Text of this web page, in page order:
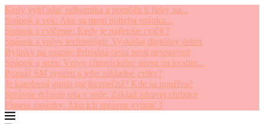
Kedy vyhľadať odborníka a pomôžu ti lieky na...
Spánok a vek: Ako sa mení potreba spánku...
Spánok a cvičenie: Kedy je najlepšie cvičiť?
Spánok a vplyv technológii: Vyskúšaj digitálny detox
Bylinky na spanie: Prírodná cesta proti nespavosti
Spánok a stres: Vplyv chronického stresu na kvalitu...
Poznáš SM systém a jeho základné cviky?
Je karobová guma (ne)bezpečná? Kde sa používa?
Správne držanie tela v sede: Základ zdravej chrbtice
Fitness topánky: Ako ich správne vybrať ?